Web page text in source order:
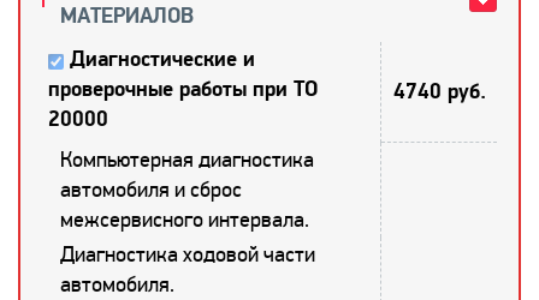
МАТЕРИАЛОВ
Диагностические и
проверочные работы при ТО
20000
4740 руб.
Компьютерная диагностика
автомобиля и сброс
межсервисного интервала.
Диагностика ходовой части
автомобиля.